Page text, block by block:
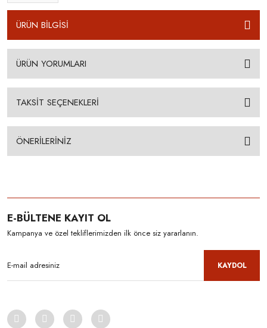
ÜRÜN BİLGİSİ
ÜRÜN YORUMLARI
TAKSİT SEÇENEKLERİ
ÖNERİLERİNİZ
E-BÜLTENE KAYIT OL
Kampanya ve özel tekliflerimizden ilk önce siz yararlanın.
KAYDOL